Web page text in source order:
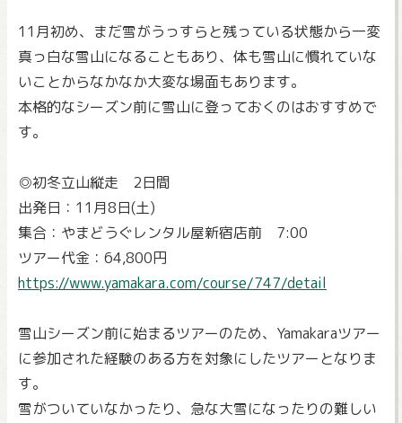
11月初め、まだ雪がうっすらと残っている状態から一変
真っ白な雪山になることもあり、体も雪山に慣れていな
いことからなかなか大変な場面もあります。
本格的なシーズン前に雪山に登っておくのはおすすめで
す。
◎初冬立山縦走 2日間
出発日：11月8日(土)
集合：やまどうぐレンタル屋新宿店前 7:00
ツアー代金：64,800円
https://www.yamakara.com/course/747/detail
雪山シーズン前に始まるツアーのため、Yamakaraツアー
に参加された経験のある方を対象にしたツアーとなりま
す。
雪がついていなかったり、急な大雪になったりの難しい